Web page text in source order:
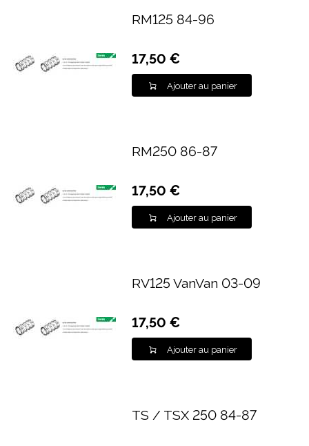
RM125 84-96
17,50 €
Ajouter au panier
RM250 86-87
17,50 €
Ajouter au panier
RV125 VanVan 03-09
17,50 €
Ajouter au panier
TS / TSX 250 84-87